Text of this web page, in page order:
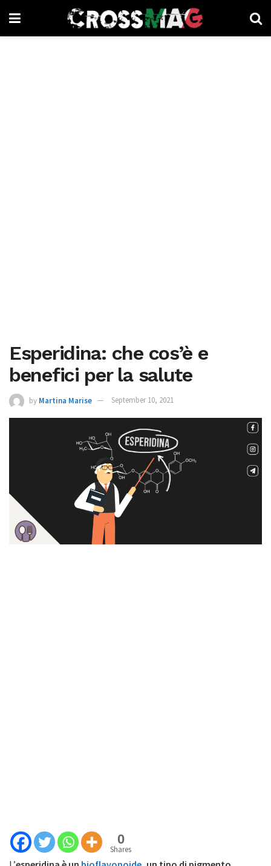
Esperidina: che cos’è e
benefici per la salute
by Martina Marise September 10, 2021
0
Shares